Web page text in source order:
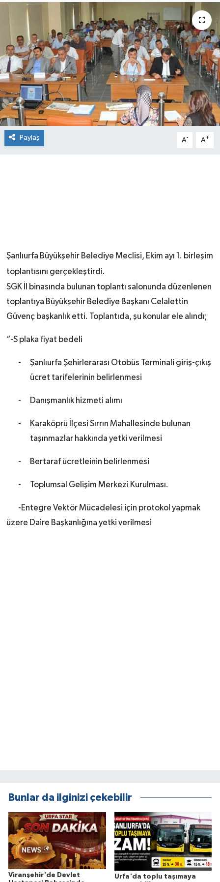
Paylaş A- A+
Şanlıurfa Büyükşehir Belediye Meclisi, Ekim ayı 1. birleşim
toplantısını gerçekleştirdi.
SGK İl binasında bulunan toplantı salonunda düzenlenen
toplantıya Büyükşehir Belediye Başkanı Celalettin
Güvenç başkanlık etti. Toplantıda, şu konular ele alındı;
“-S plaka fiyat bedeli
-
Şanlıurfa Şehirlerarası Otobüs Terminali giriş-çıkış
ücret tarifelerinin belirlenmesi
- Danışmanlık hizmeti alımı
-
Karaköprü İlçesi Sırrın Mahallesinde bulunan
taşınmazlar hakkında yetki verilmesi
- Bertaraf ücretleinin belirlenmesi
- Toplumsal Gelişim Merkezi Kurulması.
-Entegre Vektör Mücadelesi için protokol yapmak
üzere Daire Başkanlığına yetki verilmesi
Bunlar da ilginizi çekebilir
Viranşehir'de Devlet
Urfa'da toplu taşımaya